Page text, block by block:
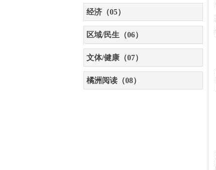
经济（05）
区域/民生（06）
文体/健康（07）
橘洲阅读（08）